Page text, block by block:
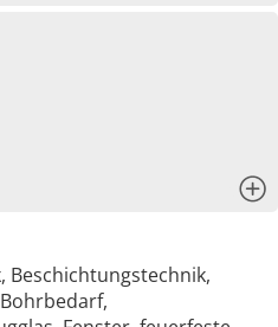
Beschichtungstechnik,